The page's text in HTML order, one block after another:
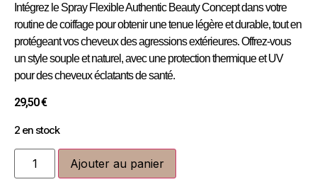
Intégrez le Spray Flexible Authentic Beauty Concept dans votre
routine de coiffage pour obtenir une tenue légère et durable, tout en
protégeant vos cheveux des agressions extérieures. Offrez-vous
un style souple et naturel, avec une protection thermique et UV
pour des cheveux éclatants de santé.
29,50€
2 en stock
Ajouter au panier